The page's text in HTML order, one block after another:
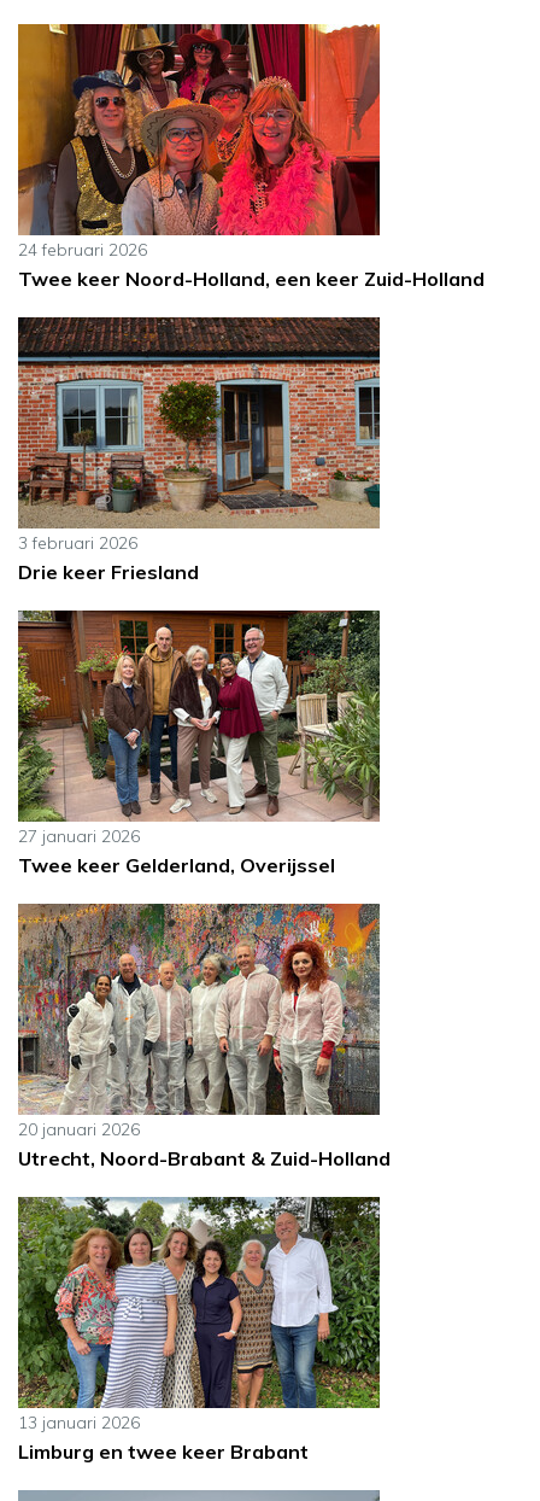
24 februari 2026
Twee keer Noord-Holland, een keer Zuid-Holland
3 februari 2026
Drie keer Friesland
27 januari 2026
Twee keer Gelderland, Overijssel
20 januari 2026
Utrecht, Noord-Brabant & Zuid-Holland
13 januari 2026
Limburg en twee keer Brabant